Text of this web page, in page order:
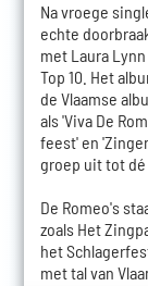
Na vroege
echte
met Laura
Top 10. Het
de Vlaamse
als 'Viva De
feest' en
groep uit tot dé
De Romeo's
zoals Het
het
met tal van